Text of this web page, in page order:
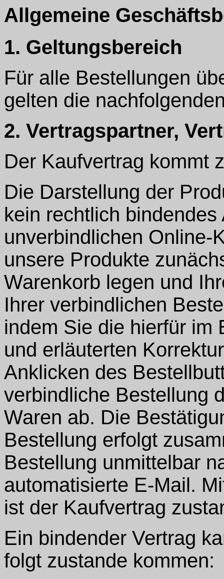
Allgemeine
1. Geltungsbereich
Für alle Bestellungen
gelten die
2. Vertragspartner,
Der Kaufvertrag kommt
Die Darstellung der
kein rechtlich
unverbindlichen Online-
unsere Produkte
Warenkorb legen und
Ihrer verbindlichen
indem Sie die hierfür im
und erläuterten
Anklicken des
verbindliche Bestellung
Waren ab. Die
Bestellung erfolgt
Bestellung unmittelbar
automatisierte E-Mail.
ist der Kaufvertrag
Ein bindender Vertrag
folgt zustande kommen: